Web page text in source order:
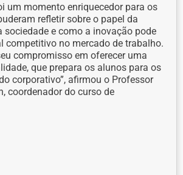
um momento enriquecedor para os
refletir sobre o papel da
sociedade e como a inovação pode
competitivo no mercado de trabalho.
compromisso em oferecer uma
que prepara os alunos para os
corporativo”, afirmou o Professor
coordenador do curso de